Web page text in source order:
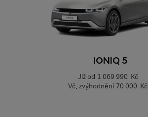
IONIQ 5
Již od 1 069 990 Kč
Vč. zvýhodnění 70 000 Kč